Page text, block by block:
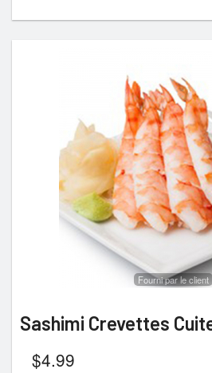
Fourni par le client
Sashimi Crevettes
$4.99